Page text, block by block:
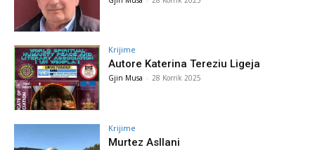
Krijime
Autore Katerina Tereziu Ligeja
Gjin Musa - 28 Korrik 2025
Krijime
Murtez Asllani